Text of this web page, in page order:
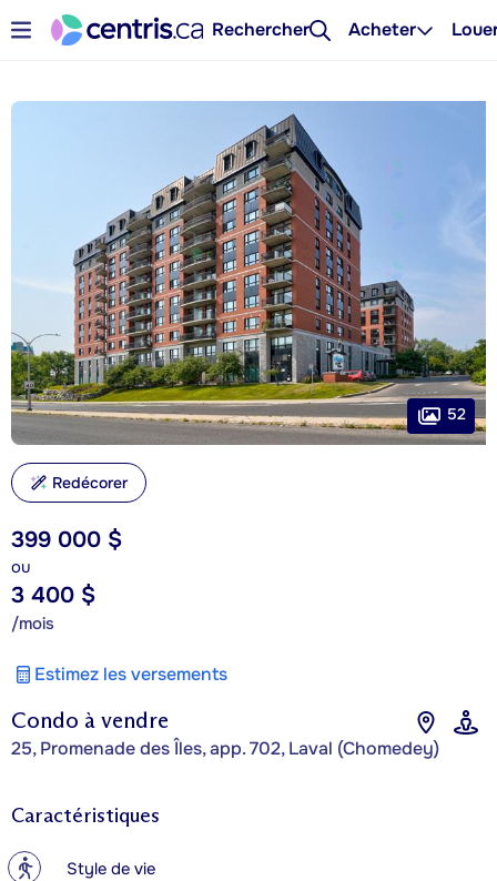
Rechercher Acheter
Condo à vendre
25, Promenade des Îles, app. 702, Laval (Chomedey)
399 000 $
ou
3 400 $
/mois
Estimez les versements
52
Redécorer
Caractéristiques
? Style de vie